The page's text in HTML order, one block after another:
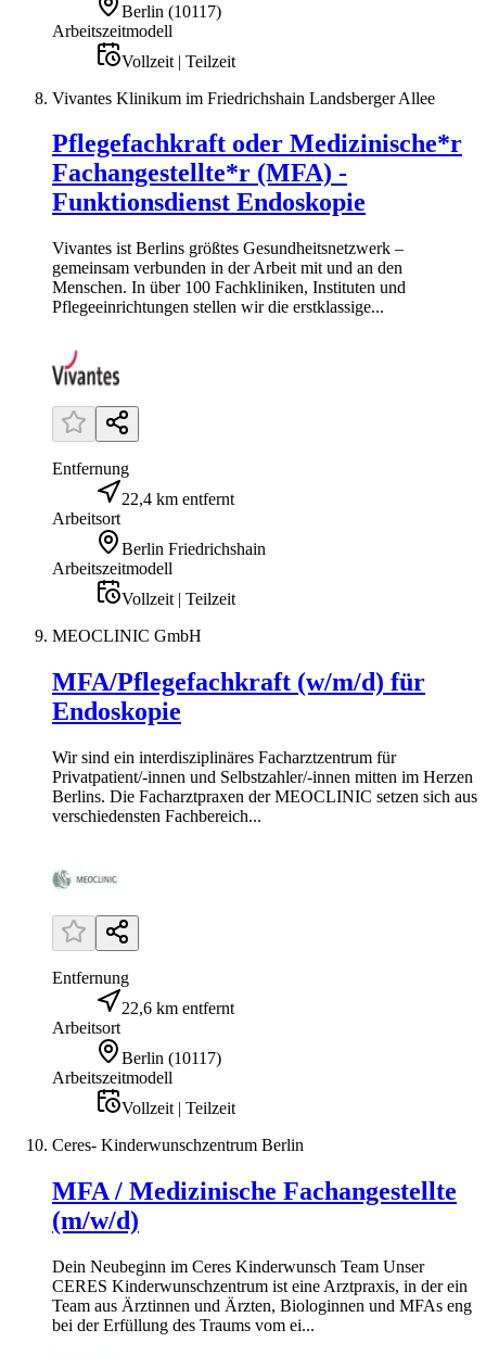
Berlin (10117)
Arbeitszeitmodell
Vollzeit | Teilzeit
Vivantes Klinikum im Friedrichshain Landsberger Allee
Pflegefachkraft oder Medizinische*r
Fachangestellte*r (MFA) -
Funktionsdienst Endoskopie
Vivantes ist Berlins größtes Gesundheitsnetzwerk –
gemeinsam verbunden in der Arbeit mit und an den
Menschen. In über 100 Fachkliniken, Instituten und
Pflegeeinrichtungen stellen wir die erstklassige...
Entfernung
22,4 km entfernt
Arbeitsort
Berlin Friedrichshain
Arbeitszeitmodell
Vollzeit | Teilzeit
MEOCLINIC GmbH
MFA/Pflegefachkraft (w/m/d) für
Endoskopie
Wir sind ein interdisziplinäres Facharztzentrum für
Privatpatient/-innen und Selbstzahler/-innen mitten im Herzen
Berlins. Die Facharztpraxen der MEOCLINIC setzen sich aus
verschiedensten Fachbereich...
Entfernung
22,6 km entfernt
Arbeitsort
Berlin (10117)
Arbeitszeitmodell
Vollzeit | Teilzeit
Ceres- Kinderwunschzentrum Berlin
MFA / Medizinische Fachangestellte
(m/w/d)
Dein Neubeginn im Ceres Kinderwunsch Team Unser
CERES Kinderwunschzentrum ist eine Arztpraxis, in der ein
Team aus Ärztinnen und Ärzten, Biologinnen und MFAs eng
bei der Erfüllung des Traums vom ei...